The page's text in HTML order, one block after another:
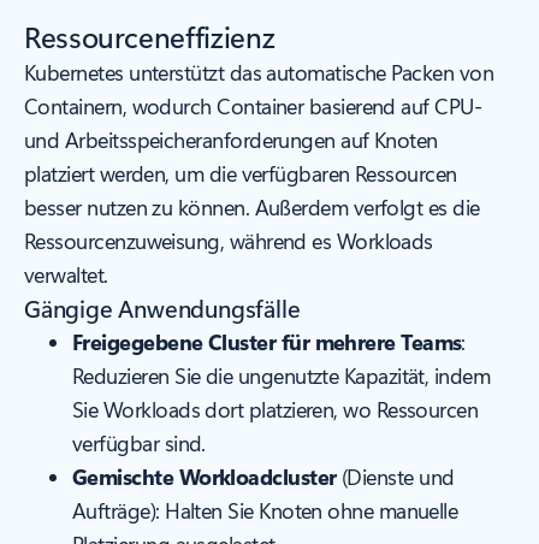
Ressourceneffizienz
Kubernetes unterstützt das automatische Packen von
Containern, wodurch Container basierend auf CPU-
und Arbeitsspeicheranforderungen auf Knoten
platziert werden, um die verfügbaren Ressourcen
besser nutzen zu können. Außerdem verfolgt es die
Ressourcenzuweisung, während es Workloads
verwaltet.
Gängige Anwendungsfälle
Freigegebene Cluster für mehrere Teams:
Reduzieren Sie die ungenutzte Kapazität, indem
Sie Workloads dort platzieren, wo Ressourcen
verfügbar sind.
Gemischte Workloadcluster(Dienste und
Aufträge): Halten Sie Knoten ohne manuelle